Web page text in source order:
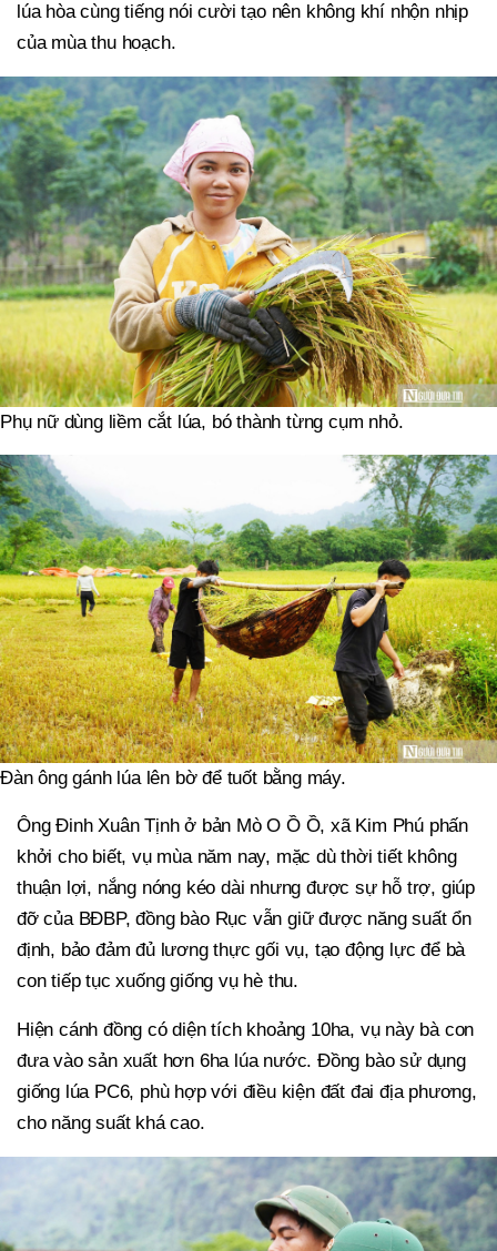
lúa hòa cùng tiếng nói cười tạo nên không khí nhộn nhịp
của mùa thu hoạch.
Phụ nữ dùng liềm cắt lúa, bó thành từng cụm nhỏ.
Đàn ông gánh lúa lên bờ để tuốt bằng máy.
Ông Đinh Xuân Tịnh ở bản Mò O Ồ Ồ, xã Kim Phú phấn
khởi cho biết, vụ mùa năm nay, mặc dù thời tiết không
thuận lợi, nắng nóng kéo dài nhưng được sự hỗ trợ, giúp
đỡ của BĐBP, đồng bào Rục vẫn giữ được năng suất ổn
định, bảo đảm đủ lương thực gối vụ, tạo động lực để bà
con tiếp tục xuống giống vụ hè thu.
Hiện cánh đồng có diện tích khoảng 10ha, vụ này bà con
đưa vào sản xuất hơn 6ha lúa nước. Đồng bào sử dụng
giống lúa PC6, phù hợp với điều kiện đất đai địa phương,
cho năng suất khá cao.